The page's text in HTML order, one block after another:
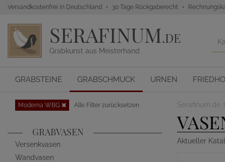
Versandkostenfrei in Deutschland 30 Tage Rückgaberecht
SERAFINUM.DE
Grabkunst aus Meisterhand
GRABSTEINE GRABSCHMUCK URNEN
Serafinum.de
Aktueller
Moderna WBG Alle Filter zurücksetzen
GRABVASEN
Versenkvasen
Wandvasen